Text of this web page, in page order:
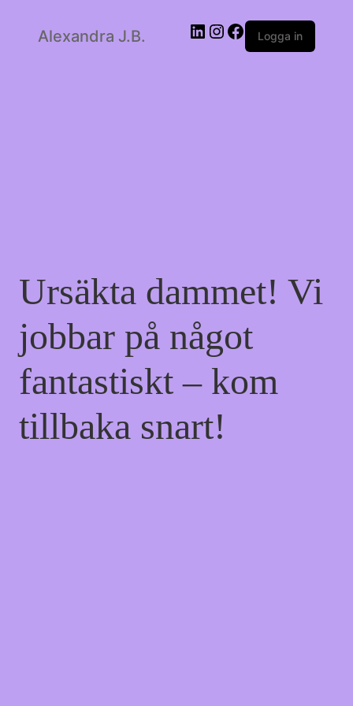
Alexandra J.B. LinkedIn
Instagram
Facebook
Logga in
Ursäkta dammet! Vi
jobbar på något
fantastiskt – kom
tillbaka snart!